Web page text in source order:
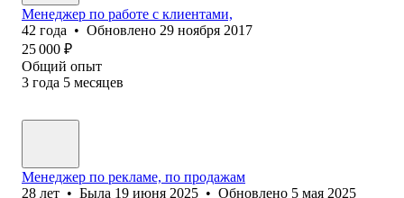
Менеджер по работе с клиентами,
42 года • Обновлено 29 ноября 2017
25 000 ₽
Общий опыт
3 года 5 месяцев
Менеджер по рекламе, по продажам
28 лет • Была 19 июня 2025 • Обновлено 5 мая 2025